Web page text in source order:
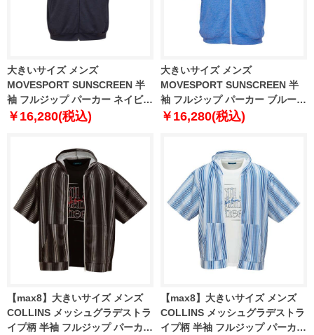
大きいサイズ メンズ
MOVESPORT SUNSCREEN 半
袖 フルジップ パーカー ネイビー
杢 1278-5232-1 3L 4L 5L 6L
￥16,280(税込)
大きいサイズ メンズ
MOVESPORT SUNSCREEN 半
袖 フルジップ パーカー ブルー杢
1278-5232-4 3L 4L 5L 6L
￥16,280(税込)
【max8】大きいサイズ メンズ
COLLINS メッシュグラデストラ
イプ柄 半袖 フルジップ パーカー
【max8】大きいサイズ メンズ
COLLINS メッシュグラデストラ
イプ柄 半袖 フルジップ パーカー